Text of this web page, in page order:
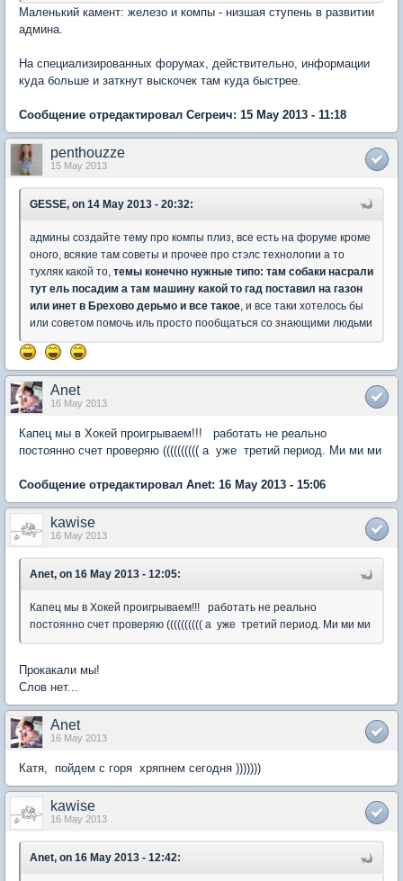
Маленький камент: железо и компы - низшая ступень в развитии
админа.
На специализированных форумах, действительно, информации
куда больше и заткнут выскочек там куда быстрее.
Сообщение отредактировал Сегреич: 15 May 2013 - 11:18
penthouzze
15 May 2013
GESSE, on 14 May 2013 - 20:32:
админы создайте тему про компы плиз, все есть на форуме кроме
оного, всякие там советы и прочее про стэлс технологии а то
тухляк какой то, темы конечно нужные типо: там собаки насрали
тут ель посадим а там машину какой то гад поставил на газон
или инет в Брехово дерьмо и все такое , и все таки хотелось бы
или советом помочь иль просто пообщаться со знающими людьми
Anet
16 May 2013
Капец мы в Хокей проигрываем!!! работать не реально
постоянно счет проверяю (((((((((( а уже третий период. Ми ми ми
Сообщение отредактировал Anet: 16 May 2013 - 15:06
kawise
16 May 2013
Anet, on 16 May 2013 - 12:05:
Капец мы в Хокей проигрываем!!! работать не реально
постоянно счет проверяю (((((((((( а уже третий период. Ми ми ми
Прокакали мы!
Слов нет...
Anet
16 May 2013
Катя, пойдем с горя хряпнем сегодня )))))))
kawise
16 May 2013
Anet, on 16 May 2013 - 12:42: